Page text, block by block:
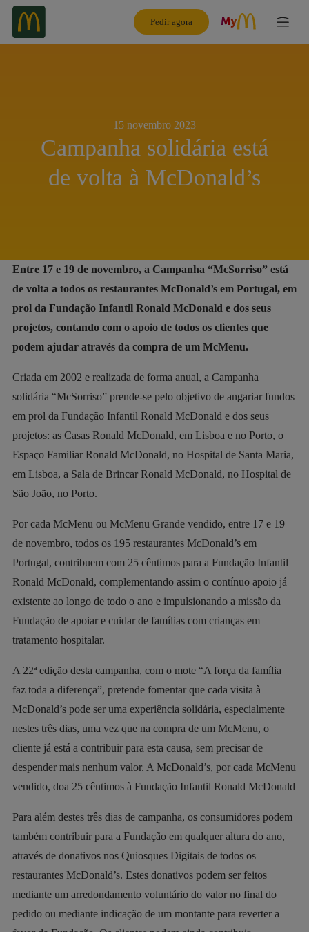
Pedir agora
15 novembro 2023
Campanha solidária está
de volta à McDonald’s
Entre 17 e 19 de novembro, a Campanha “McSorriso” está
de volta a todos os restaurantes McDonald’s em Portugal, em
prol da Fundação Infantil Ronald McDonald e dos seus
projetos, contando com o apoio de todos os clientes que
podem ajudar através da compra de um McMenu.
Criada em 2002 e realizada de forma anual, a Campanha
solidária “McSorriso” prende-se pelo objetivo de angariar fundos
em prol da Fundação Infantil Ronald McDonald e dos seus
projetos: as Casas Ronald McDonald, em Lisboa e no Porto, o
Espaço Familiar Ronald McDonald, no Hospital de Santa Maria,
em Lisboa, a Sala de Brincar Ronald McDonald, no Hospital de
São João, no Porto.
Por cada McMenu ou McMenu Grande vendido, entre 17 e 19
de novembro, todos os 195 restaurantes McDonald’s em
Portugal, contribuem com 25 cêntimos para a Fundação Infantil
Ronald McDonald, complementando assim o contínuo apoio já
existente ao longo de todo o ano e impulsionando a missão da
Fundação de apoiar e cuidar de famílias com crianças em
tratamento hospitalar.
A 22ª edição desta campanha, com o mote “A força da família
faz toda a diferença”, pretende fomentar que cada visita à
McDonald’s pode ser uma experiência solidária, especialmente
nestes três dias, uma vez que na compra de um McMenu, o
cliente já está a contribuir para esta causa, sem precisar de
despender mais nenhum valor. A McDonald’s, por cada McMenu
vendido, doa 25 cêntimos à Fundação Infantil Ronald McDonald
Para além destes três dias de campanha, os consumidores podem
também contribuir para a Fundação em qualquer altura do ano,
através de donativos nos Quiosques Digitais de todos os
restaurantes McDonald’s. Estes donativos podem ser feitos
mediante um arredondamento voluntário do valor no final do
pedido ou mediante indicação de um montante para reverter a